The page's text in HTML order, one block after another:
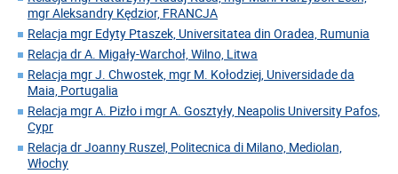
mgr Aleksandry Kędzior, FRANCJA
Relacja mgr Edyty Ptaszek, Universitatea din Oradea, Rumunia
Relacja dr A. Migały-Warchoł, Wilno, Litwa
Relacja mgr J. Chwostek, mgr M. Kołodziej, Universidade da
Maia, Portugalia
Relacja mgr A. Pizło i mgr A. Gosztyły, Neapolis University Pafos,
Cypr
Relacja dr Joanny Ruszel, Politecnica di Milano, Mediolan,
Włochy